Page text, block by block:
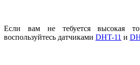
Если вам не тебуется высокая
воспользуйтесь датчиками DHT-11 и